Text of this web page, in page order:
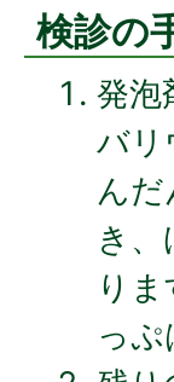
検診の
発泡
バリ
んだ
き
り
っぷ